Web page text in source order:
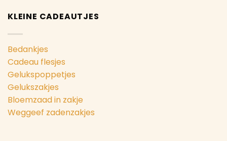
KLEINE CADEAUTJES
Bedankjes
Cadeau flesjes
Gelukspoppetjes
Gelukszakjes
Bloemzaad in zakje
Weggeef zadenzakjes